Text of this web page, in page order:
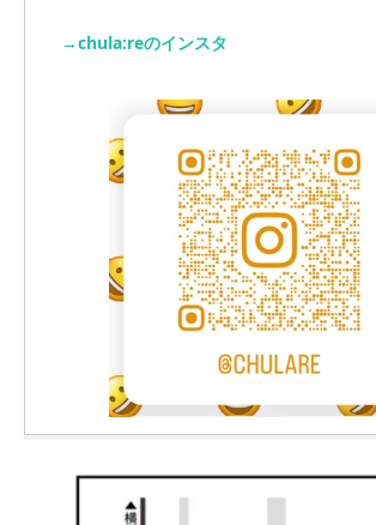
→chula:reのインスタ